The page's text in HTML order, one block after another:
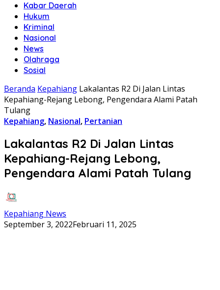
Kabar Daerah
Hukum
Kriminal
Nasional
News
Olahraga
Sosial
Beranda Kepahiang Lakalantas R2 Di Jalan Lintas
Kepahiang-Rejang Lebong, Pengendara Alami Patah
Tulang
Kepahiang, Nasional, Pertanian
Lakalantas R2 Di Jalan Lintas
Kepahiang-Rejang Lebong,
Pengendara Alami Patah Tulang
Kepahiang News
September 3, 2022Februari 11, 2025